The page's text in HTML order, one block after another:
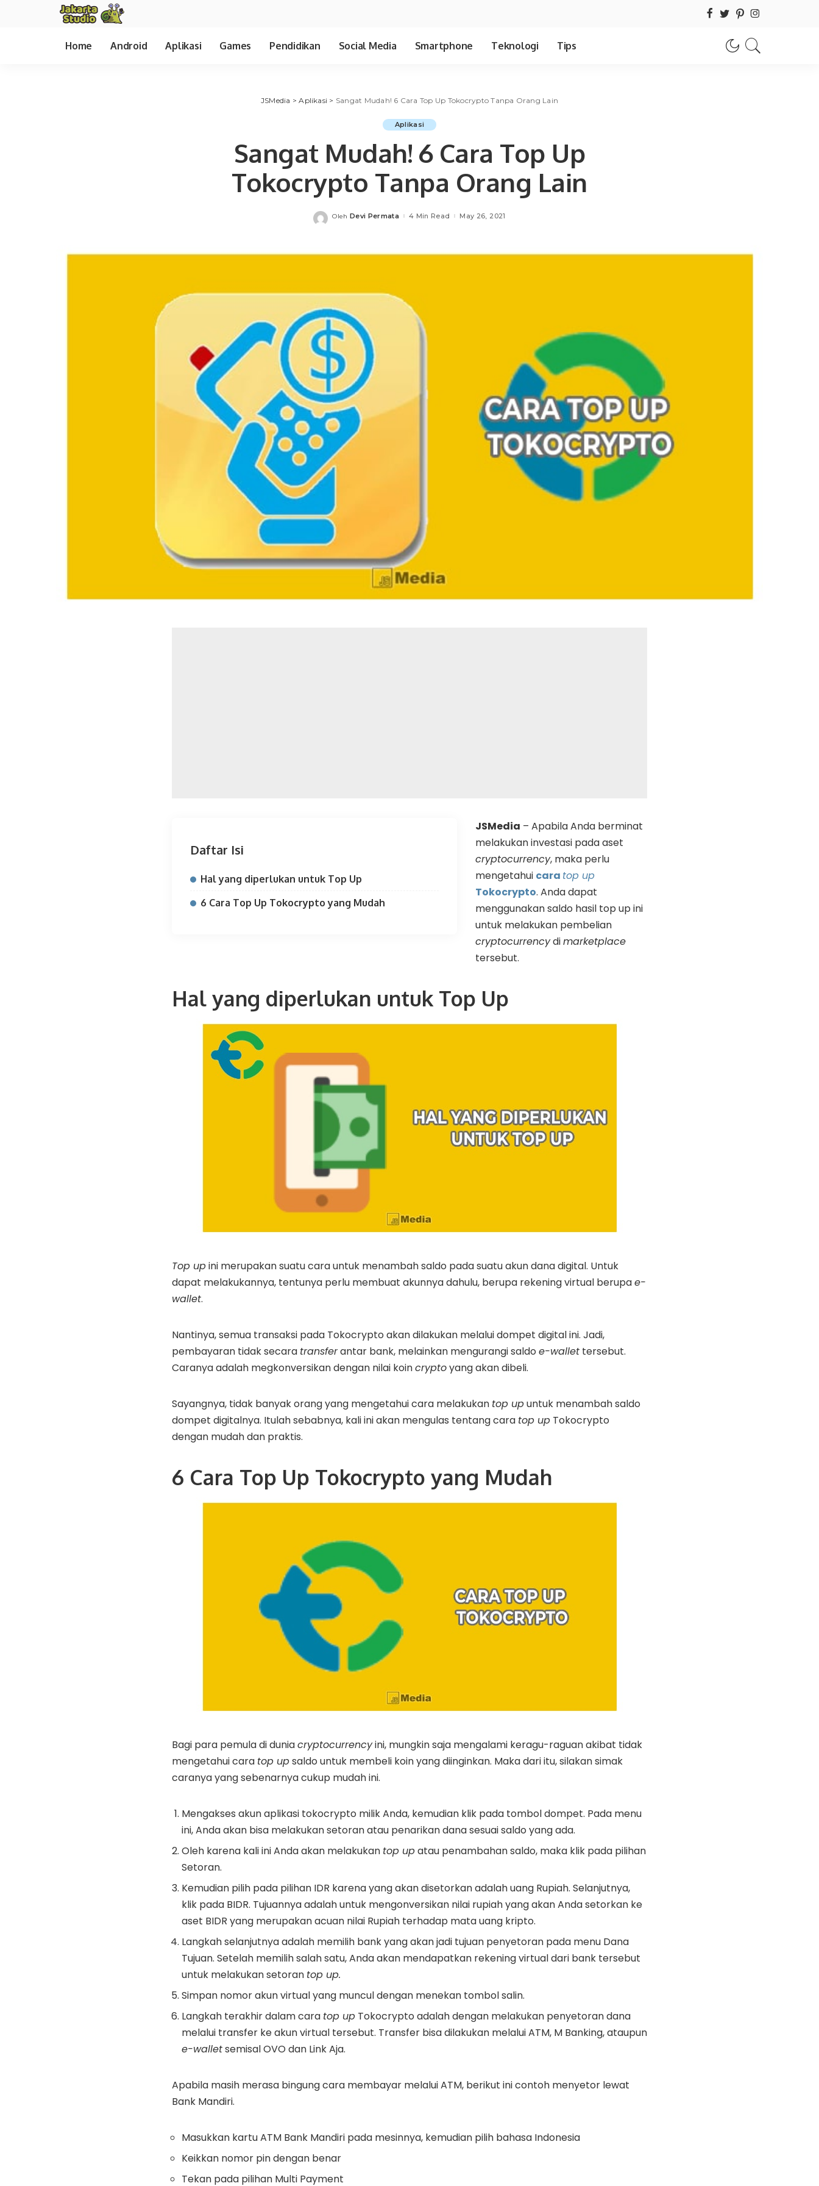
Home Android Aplikasi Games Pendidikan Social Media Smartphone Teknologi Tips
JSMedia >Aplikasi > Sangat Mudah! 6 Cara Top Up Tokocrypto Tanpa Orang Lain
Aplikasi
Sangat Mudah! 6 Cara Top Up
Tokocrypto Tanpa Orang Lain
Posted
Oleh Devi Permata 4 Min Read May 26, 2021
Daftar Isi
Hal yang diperlukan untuk Top Up
6 Cara Top Up Tokocrypto yang Mudah
JSMedia – Apabila Anda berminat
melakukan investasi pada aset
cryptocurrency, maka perlu
mengetahui cara top up
Tokocrypto. Anda dapat
menggunakan saldo hasil top up ini
untuk melakukan pembelian
cryptocurrencydimarketplace
tersebut.
Hal yang diperlukan untuk Top Up
Top upini merupakan suatu cara untuk menambah saldo pada suatu akun dana digital. Untuk
dapat melakukannya, tentunya perlu membuat akunnya dahulu, berupa rekening virtual berupae-
wallet.
Nantinya, semua transaksi pada Tokocrypto akan dilakukan melalui dompet digital ini. Jadi,
pembayaran tidak secara transferantar bank, melainkan mengurangi saldo e-wallet tersebut.
Caranya adalah megkonversikan dengan nilai koincryptoyang akan dibeli.
Sayangnya, tidak banyak orang yang mengetahui cara melakukan top upuntuk menambah saldo
dompet digitalnya. Itulah sebabnya, kali ini akan mengulas tentang cara top up Tokocrypto
dengan mudah dan praktis.
6 Cara Top Up Tokocrypto yang Mudah
Bagi para pemula di duniacryptocurrencyini, mungkin saja mengalami keragu-raguan akibat tidak
mengetahui cara top upsaldo untuk membeli koin yang diinginkan. Maka dari itu, silakan simak
caranya yang sebenarnya cukup mudah ini.
Mengakses akun aplikasi tokocrypto milik Anda, kemudian klik pada tombol dompet. Pada menu
ini, Anda akan bisa melakukan setoran atau penarikan dana sesuai saldo yang ada.
Oleh karena kali ini Anda akan melakukan top upatau penambahan saldo, maka klik pada pilihan
Setoran.
Kemudian pilih pada pilihan IDR karena yang akan disetorkan adalah uang Rupiah. Selanjutnya,
klik pada BIDR. Tujuannya adalah untuk mengonversikan nilai rupiah yang akan Anda setorkan ke
aset BIDR yang merupakan acuan nilai Rupiah terhadap mata uang kripto.
Langkah selanjutnya adalah memilih bank yang akan jadi tujuan penyetoran pada menu Dana
Tujuan. Setelah memilih salah satu, Anda akan mendapatkan rekening virtual dari bank tersebut
untuk melakukan setoran top up.
Simpan nomor akun virtual yang muncul dengan menekan tombol salin.
Langkah terakhir dalam cara top up Tokocrypto adalah dengan melakukan penyetoran dana
melalui transfer ke akun virtual tersebut. Transfer bisa dilakukan melalui ATM, M Banking, ataupun
e-walletsemisal OVO dan Link Aja.
Apabila masih merasa bingung cara membayar melalui ATM, berikut ini contoh menyetor lewat
Bank Mandiri.
Masukkan kartu ATM Bank Mandiri pada mesinnya, kemudian pilih bahasa Indonesia
Keikkan nomor pin dengan benar
Tekan pada pilihan Multi Payment